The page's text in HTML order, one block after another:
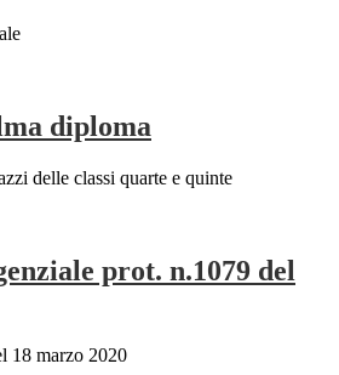
diploma
delle classi quarte e quinte
prot. n.1079 del
18 marzo 2020